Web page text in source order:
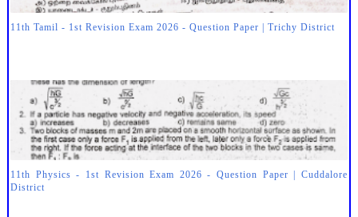
11th Tamil - 1st Revision Exam 2026 - Question Paper | Trichy District
11th Physics - 1st Revision Exam 2026 - Question Paper | Cuddalore
District